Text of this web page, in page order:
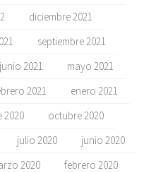
diciembre 2021
septiembre 2021
junio 2021
mayo 2021
2021
enero 2021
2020
octubre 2020
julio 2020
junio 2020
2020
febrero 2020